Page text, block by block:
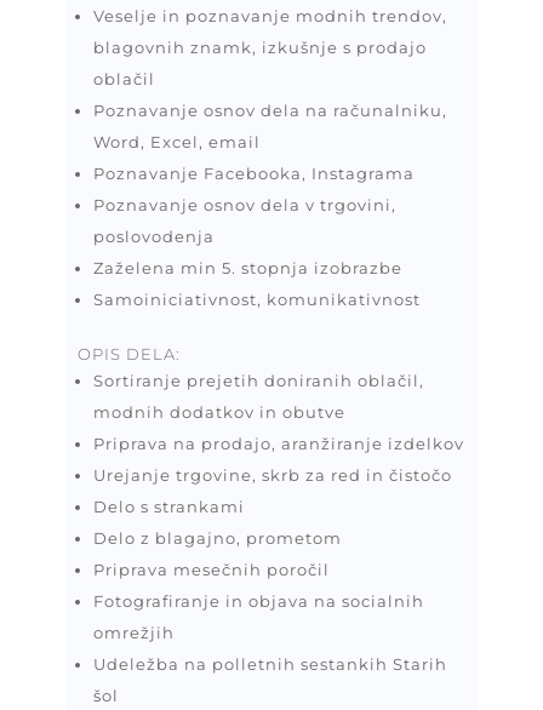
Veselje in poznavanje modnih trendov,
blagovnih znamk, izkušnje s prodajo
oblačil
Poznavanje osnov dela na računalniku,
Word, Excel, email
Poznavanje Facebooka, Instagrama
Poznavanje osnov dela v trgovini,
poslovodenja
Zaželena min 5. stopnja izobrazbe
Samoiniciativnost, komunikativnost
OPIS DELA:
Sortiranje prejetih doniranih oblačil,
modnih dodatkov in obutve
Priprava na prodajo, aranžiranje izdelkov
Urejanje trgovine, skrb za red in čistočo
Delo s strankami
Delo z blagajno, prometom
Priprava mesečnih poročil
Fotografiranje in objava na socialnih
omrežjih
Udeležba na polletnih sestankih Starih
šol